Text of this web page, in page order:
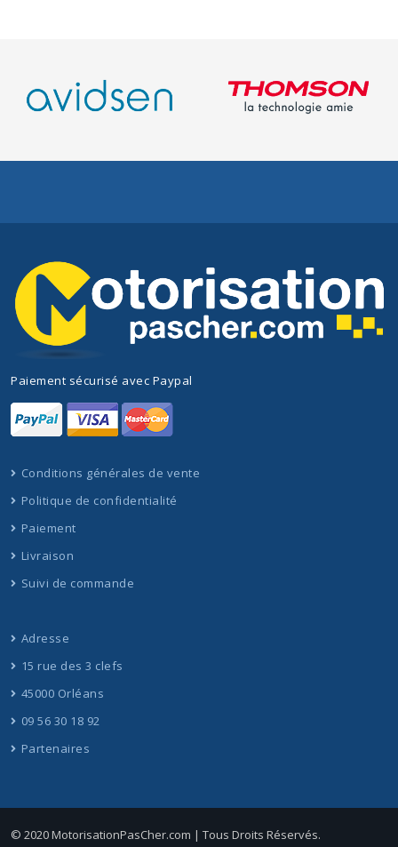
Paiement sécurisé avec Paypal
Conditions générales de vente
Politique de confidentialité
Paiement
Livraison
Suivi de commande
Adresse
15 rue des 3 clefs
45000 Orléans
09 56 30 18 92
Partenaires
© 2020 MotorisationPasCher.com | Tous Droits Réservés.